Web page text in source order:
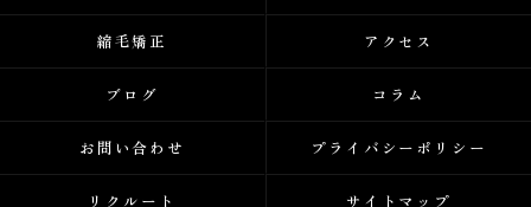
縮毛矯正 アクセス
ブログ コラム
お問い合わせ プライバシーポリシー
リクルート サイトマップ